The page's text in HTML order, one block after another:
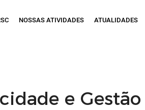
NOSSAS ATIVIDADES ATUALIDADES
e